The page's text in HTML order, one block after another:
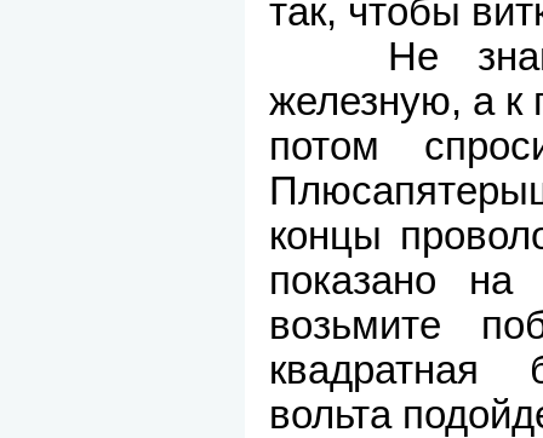
так, чтобы
Не знаю
железную, а к
потом
концы
показано на
возьмите
вольта